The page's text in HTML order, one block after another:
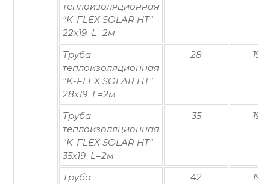
теплоизоляционная
"K-FLEX SOLAR HT"
22х19 L=2м
Труба
теплоизоляционная
"K-FLEX SOLAR HT"
28х19 L=2м
28 19
Труба
теплоизоляционная
"K-FLEX SOLAR HT"
35х19 L=2м
35 19
Труба
42 19